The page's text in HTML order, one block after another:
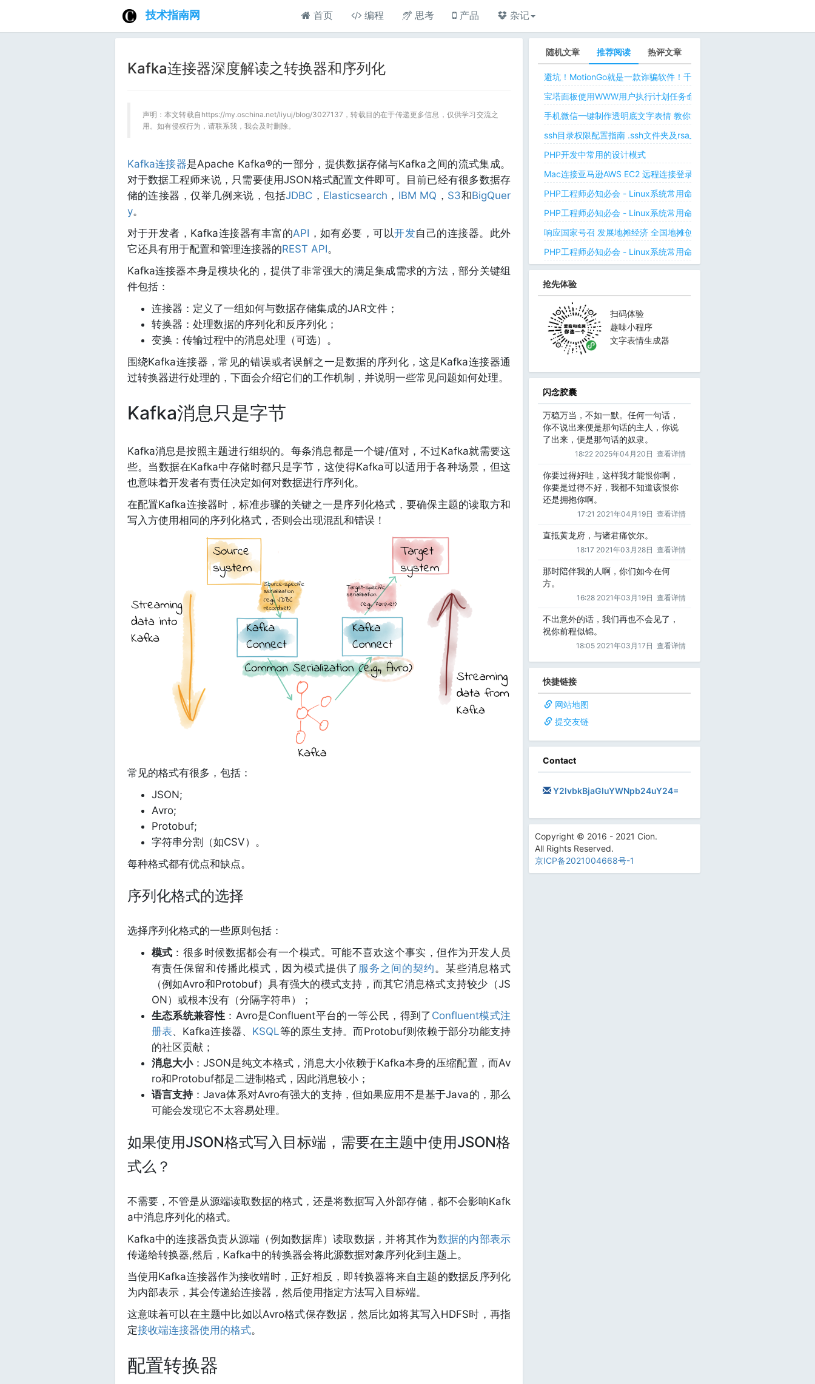
技术指南网 首页 编程 思考 产品 杂记
Kafka连接器深度解读之转换器和序列化
声明：本文转载自https://my.oschina.net/liyuj/blog/3027137，转载目的在于传递更多信息，仅供学习交流之
用。如有侵权行为，请联系我，我会及时删除。
Kafka连接器是Apache Kafka®的一部分，提供数据存储与Kafka之间的流式集成。
对于数据工程师来说，只需要使用JSON格式配置文件即可。目前已经有很多数据存
储的连接器，仅举几例来说，包括JDBC ， Elasticsearch ， IBM MQ ， S3和BigQuer
y。
对于开发者，Kafka连接器有丰富的API ，如有必要，可以开发自己的连接器。此外
它还具有用于配置和管理连接器的REST API。
Kafka连接器本身是模块化的，提供了非常强大的满足集成需求的方法，部分关键组
件包括：
连接器：定义了一组如何与数据存储集成的JAR文件；
转换器：处理数据的序列化和反序列化；
变换：传输过程中的消息处理（可选）。
围绕Kafka连接器，常见的错误或者误解之一是数据的序列化，这是Kafka连接器通
过转换器进行处理的，下面会介绍它们的工作机制，并说明一些常见问题如何处理。
Kafka消息只是字节
Kafka消息是按照主题进行组织的。每条消息都是一个键/值对，不过Kafka就需要这
些。当数据在Kafka中存储时都只是字节，这使得Kafka可以适用于各种场景，但这
也意味着开发者有责任决定如何对数据进行序列化。
在配置Kafka连接器时，标准步骤的关键之一是序列化格式，要确保主题的读取方和
写入方使用相同的序列化格式，否则会出现混乱和错误！
常见的格式有很多，包括：
JSON;
Avro;
Protobuf;
字符串分割（如CSV）。
每种格式都有优点和缺点。
序列化格式的选择
选择序列化格式的一些原则包括：
模式 ：很多时候数据都会有一个模式。可能不喜欢这个事实，但作为开发人员
有责任保留和传播此模式，因为模式提供了 服务之间的契约。某些消息格式
（例如Avro和Protobuf）具有强大的模式支持，而其它消息格式支持较少（JS
ON）或根本没有（分隔字符串）；
生态系统兼容性 ：Avro是Confluent平台的一等公民，得到了 Confluent模式注
册表、Kafka连接器、 KSQL等的原生支持。而Protobuf则依赖于部分功能支持
的社区贡献；
消息大小：JSON是纯文本格式，消息大小依赖于Kafka本身的压缩配置，而Av
ro和Protobuf都是二进制格式，因此消息较小；
语言支持：Java体系对Avro有强大的支持，但如果应用不是基于Java的，那么
可能会发现它不太容易处理。
如果使用JSON格式写入目标端，需要在主题中使用JSON格
式么？
不需要，不管是从源端读取数据的格式，还是将数据写入外部存储，都不会影响Kafk
a中消息序列化的格式。
Kafka中的连接器负责从源端（例如数据库）读取数据，并将其作为数据的内部表示
传递给转换器,然后，Kafka中的转换器会将此源数据对象序列化到主题上。
当使用Kafka连接器作为接收端时，正好相反，即转换器将来自主题的数据反序列化
为内部表示，其会传递給连接器，然后使用指定方法写入目标端。
这意味着可以在主题中比如以Avro格式保存数据，然后比如将其写入HDFS时，再指
定接收端连接器使用的格式。
配置转换器
随机文章 推荐阅读 热评文章
避坑！MotionGo就是一款诈骗软件！千万不要用ChatPPT，浪费时间！
宝塔面板使用WWW用户执行计划任务命令 解决laravel日志权限问题 宝
手机微信一键制作透明底文字表情 教你如何让微信表情包背景为透明
ssh目录权限配置指南 .ssh文件夹及rsa_id.pub等文件正确权限规则
PHP开发中常用的设计模式
Mac连接亚马逊AWS EC2 远程连接登录不上去 有pem私钥文件依然要
PHP工程师必知必会 - Linux系统常用命令 - Linux中的网络管理命令（
PHP工程师必知必会 - Linux系统常用命令 - Linux中的网络管理命令（
响应国家号召 发展地摊经济 全国地摊创业经验微信交流群
PHP工程师必知必会 - Linux系统常用命令 - Linux 用户和用户组管理
抢先体验
扫码体验
趣味小程序
文字表情生成器
闪念胶囊
万稳万当，不如一默。任何一句话，
你不说出来便是那句话的主人，你说
了出来，便是那句话的奴隶。
18:22 2025年04月20日 查看详情
你要过得好哇，这样我才能恨你啊，
你要是过得不好，我都不知道该恨你
还是拥抱你啊。
17:21 2021年04月19日 查看详情
直抵黄龙府，与诸君痛饮尔。
18:17 2021年03月28日 查看详情
那时陪伴我的人啊，你们如今在何
方。
16:28 2021年03月19日 查看详情
不出意外的话，我们再也不会见了，
祝你前程似锦。
18:05 2021年03月17日 查看详情
快捷链接
网站地图
提交友链
Contact
Y2lvbkBjaGluYWNpb24uY24=
Copyright © 2016 - 2021 Cion.
All Rights Reserved.
京ICP备2021004668号-1